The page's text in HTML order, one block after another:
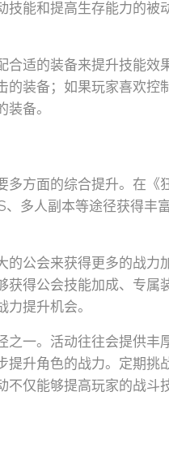
能和提高生存能力的被
适的装备来提升技能效
装备；如果玩家喜欢控
备。
方面的综合提升。在《
多人副本等途径获得丰
公会来获得更多的战力
得公会技能加成、专属
提升机会。
一。活动往往会提供丰
升角色的战力。定期挑
仅能够提高玩家的战斗